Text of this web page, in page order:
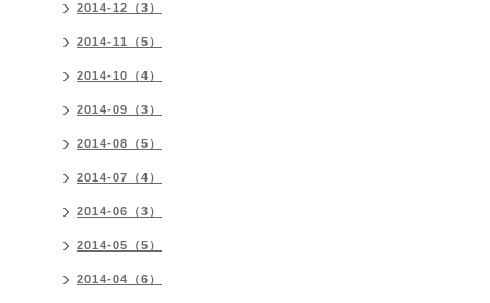
2014-12（3）
2014-11（5）
2014-10（4）
2014-09（3）
2014-08（5）
2014-07（4）
2014-06（3）
2014-05（5）
2014-04（6）